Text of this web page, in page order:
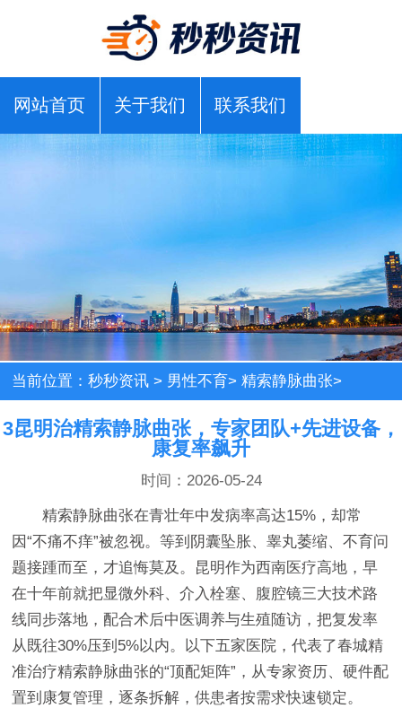
网站首页 关于我们 联系我们
当前位置：秒秒资讯 > 男性不育>精索静脉曲张>
3昆明治精索静脉曲张，专家团队+先进设备，
康复率飙升
时间：2026-05-24
精索静脉曲张在青壮年中发病率高达15%，却常
因“不痛不痒”被忽视。等到阴囊坠胀、睾丸萎缩、不育问
题接踵而至，才追悔莫及。昆明作为西南医疗高地，早
在十年前就把显微外科、介入栓塞、腹腔镜三大技术路
线同步落地，配合术后中医调养与生殖随访，把复发率
从既往30%压到5%以内。以下五家医院，代表了春城精
准治疗精索静脉曲张的“顶配矩阵”，从专家资历、硬件配
置到康复管理，逐条拆解，供患者按需求快速锁定。